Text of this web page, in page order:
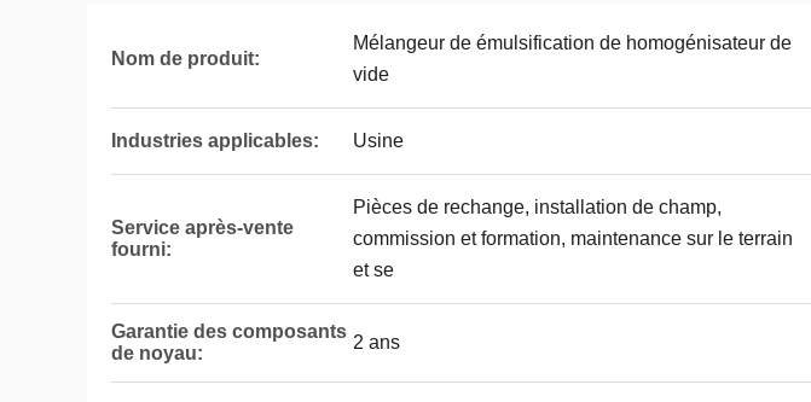
Nom de produit:
Mélangeur de émulsification de homogénisateur de
vide
Industries applicables: Usine
Service après-vente
fourni:
Pièces de rechange, installation de champ,
commission et formation, maintenance sur le terrain
et se
Garantie des composants
de noyau:
2 ans